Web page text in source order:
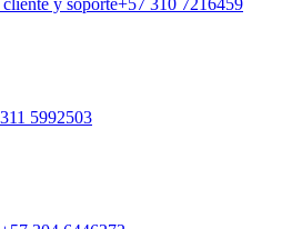
cliente y soporte+57 310 7216459
5992503